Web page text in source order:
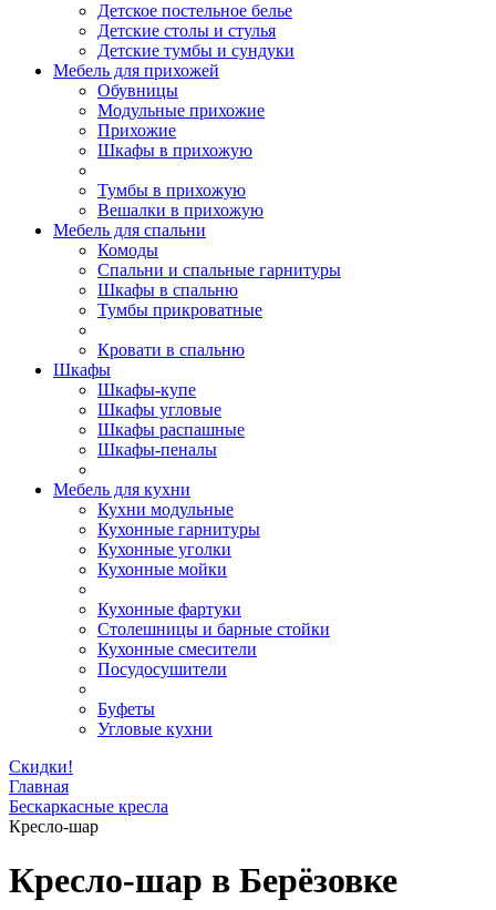
Детское постельное белье
Детские столы и стулья
Детские тумбы и сундуки
Мебель для прихожей
Обувницы
Модульные прихожие
Прихожие
Шкафы в прихожую
Тумбы в прихожую
Вешалки в прихожую
Мебель для спальни
Комоды
Спальни и спальные гарнитуры
Шкафы в спальню
Тумбы прикроватные
Кровати в спальню
Шкафы
Шкафы-купе
Шкафы угловые
Шкафы распашные
Шкафы-пеналы
Мебель для кухни
Кухни модульные
Кухонные гарнитуры
Кухонные уголки
Кухонные мойки
Кухонные фартуки
Столешницы и барные стойки
Кухонные смесители
Посудосушители
Буфеты
Угловые кухни
Скидки!
Главная
Бескаркасные кресла
Кресло-шар
Кресло-шар в Берёзовке